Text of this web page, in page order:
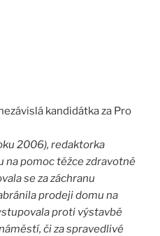
kandidátka za Pro
2006), redaktorka
na pomoc těžce zdravotně
se za záchranu
prodeji domu na
proti výstavbě
či za spravedlivé